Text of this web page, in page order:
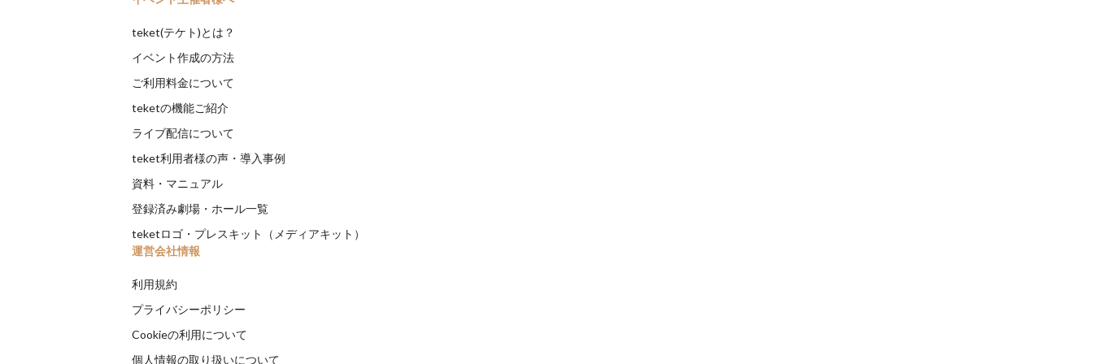
teket(テケト)とは？
イベント作成の方法
ご利用料金について
teketの機能ご紹介
ライブ配信について
teket利用者様の声・導入事例
資料・マニュアル
登録済み劇場・ホール一覧
teketロゴ・プレスキット（メディアキット）
運営会社情報
利用規約
プライバシーポリシー
Cookieの利用について
個人情報の取り扱いについて